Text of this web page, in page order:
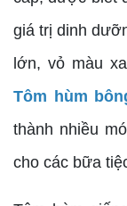
giá trị dinh
lớn, vỏ màu
Tôm hùm
thành nhiều
cho các bữa